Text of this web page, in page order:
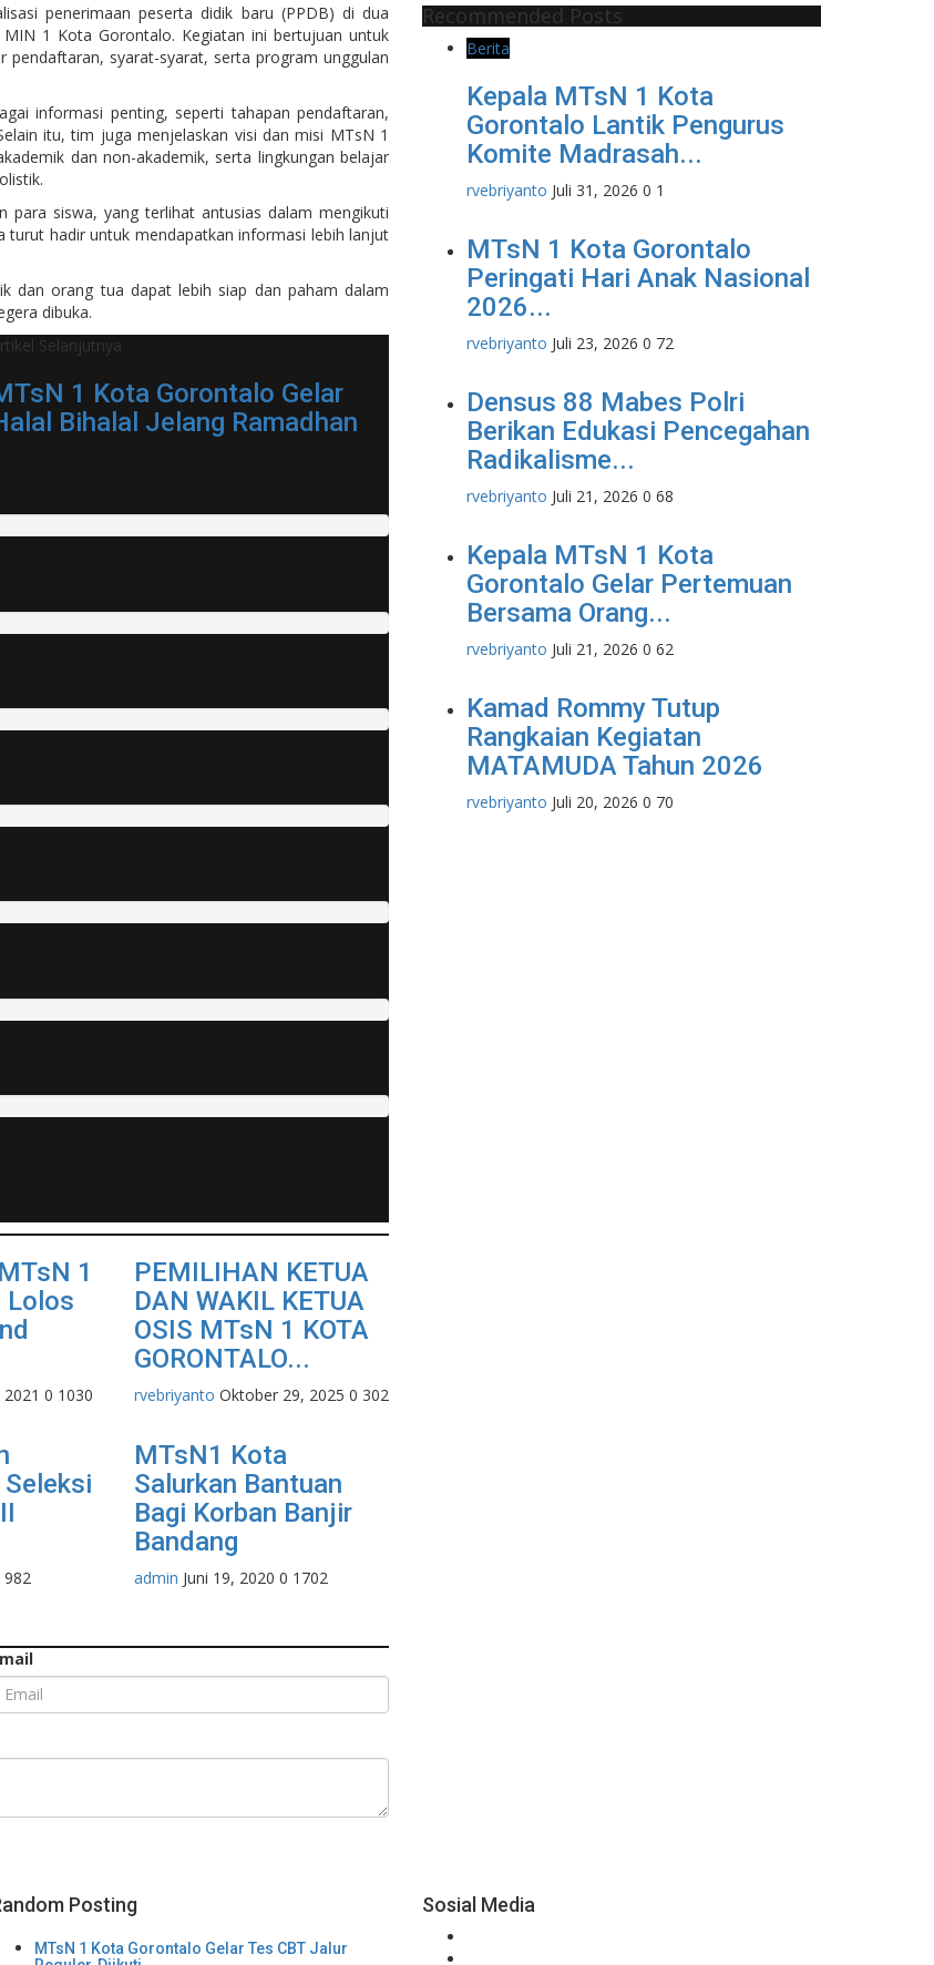
penerimaan peserta didik baru (PPDB) di dua
1 Kota Gorontalo. Kegiatan ini bertujuan untuk
pendaftaran, syarat-syarat, serta program unggulan
informasi penting, seperti tahapan pendaftaran,
itu, tim juga menjelaskan visi dan misi MTsN 1
dan non-akademik, serta lingkungan belajar
para siswa, yang terlihat antusias dalam mengikuti
turut hadir untuk mendapatkan informasi lebih lanjut
dan orang tua dapat lebih siap dan paham dalam
dibuka.
Selanjutnya
1 Kota Gorontalo Gelar
Bihalal Jelang Ramadhan
1
Lolos
0 1030
PEMILIHAN KETUA
DAN WAKIL KETUA
OSIS MTsN 1 KOTA
GORONTALO...
rvebriyanto Oktober 29, 2025 0 302
982
MTsN1 Kota
Salurkan Bantuan
Bagi Korban Banjir
Bandang
admin Juni 19, 2020 0 1702
Recommended Posts
Berita
Kepala MTsN 1 Kota
Gorontalo Lantik Pengurus
Komite Madrasah...
rvebriyanto Juli 31, 2026 0 1
MTsN 1 Kota Gorontalo
Peringati Hari Anak Nasional
2026...
rvebriyanto Juli 23, 2026 0 72
Densus 88 Mabes Polri
Berikan Edukasi Pencegahan
Radikalisme...
rvebriyanto Juli 21, 2026 0 68
Kepala MTsN 1 Kota
Gorontalo Gelar Pertemuan
Bersama Orang...
rvebriyanto Juli 21, 2026 0 62
Kamad Rommy Tutup
Rangkaian Kegiatan
MATAMUDA Tahun 2026
rvebriyanto Juli 20, 2026 0 70
Posting
MTsN 1 Kota Gorontalo Gelar Tes CBT Jalur
Sosial Media